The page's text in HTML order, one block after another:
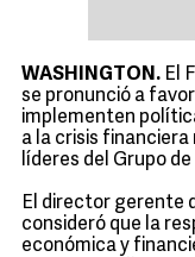
WASHINGTON. El
se pronunció a
implementen
a la crisis financiera
líderes del Grupo
El director gerente
consideró que la
económica y